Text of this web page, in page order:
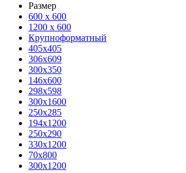
Размер
600 х 600
1200 х 600
Крупноформатный
405x405
306x609
300x350
146x600
298x598
300x1600
250x285
194x1200
250x290
330x1200
70x800
300x1200